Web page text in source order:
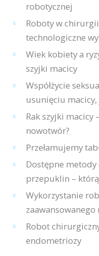
robotycznej
Roboty w
technologiczne
Wiek kobiety a
szyjki macicy
Współżycie
usunięciu
Rak szyjki macicy
nowotwór?
Przełamujemy
Dostępne
przepuklin –
Wykorzystanie
Robot
endometriozy